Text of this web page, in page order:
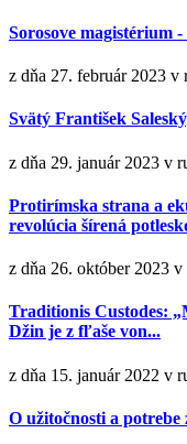
Sorosove magistérium -
z dňa 27. február 2023 v
Svätý František
z dňa 29. január 2023 v
Protirímska strana a
revolúcia šírená
z dňa 26. október 2023 v
Traditionis Custodes:
Džin je z fľaše von...
z dňa 15. január 2022 v
O užitočnosti a